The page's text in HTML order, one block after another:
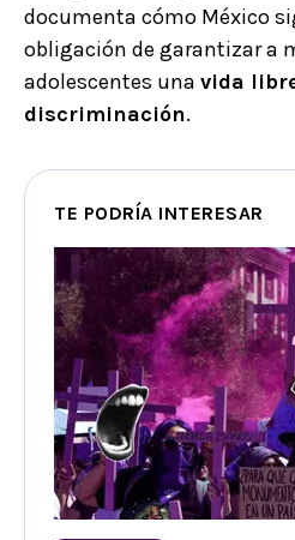
documenta cómo México
obligación de garantizar a
adolescentes una vida
discriminación.
TE PODRÍA INTERESAR